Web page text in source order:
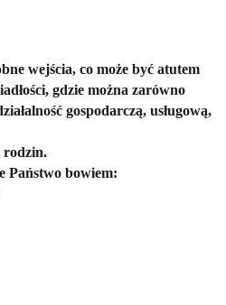
wejścia, co może być atutem
gdzie można zarówno
gospodarczą, usługową,
rodzin.
Państwo bowiem: